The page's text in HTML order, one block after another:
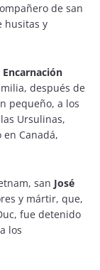
de san
husitas y
después de
pequeño, a los
Ursulinas,
Canadá,
san José
y mártir, que,
fue detenido
los